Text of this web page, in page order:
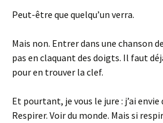
Peut-être que quelqu’un verra.
Mais non. Entrer dans une chanson
pas en claquant des doigts. Il faut
pour en trouver la clef.
Et pourtant, je vous le jure : j’ai envie
Respirer. Voir du monde. Mais si